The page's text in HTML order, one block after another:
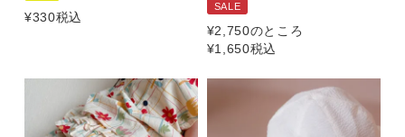
¥330税込
SALE
¥2,750のところ
¥1,650税込